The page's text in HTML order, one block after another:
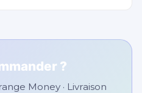
?
Money · Livraison